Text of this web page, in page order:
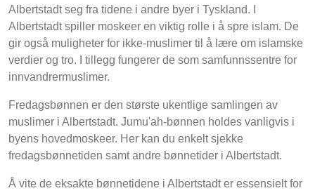
Albertstadt seg fra tidene i andre byer i Tyskland. I
Albertstadt spiller moskeer en viktig rolle i å spre islam. De
gir også muligheter for ikke-muslimer til å lære om islamske
verdier og tro. I tillegg fungerer de som samfunnssentre for
innvandrermuslimer.
Fredagsbønnen er den største ukentlige samlingen av
muslimer i Albertstadt. Jumu'ah-bønnen holdes vanligvis i
byens hovedmoskeer. Her kan du enkelt sjekke
fredagsbønnetiden samt andre bønnetider i Albertstadt.
Å vite de eksakte bønnetidene i Albertstadt er essensielt for